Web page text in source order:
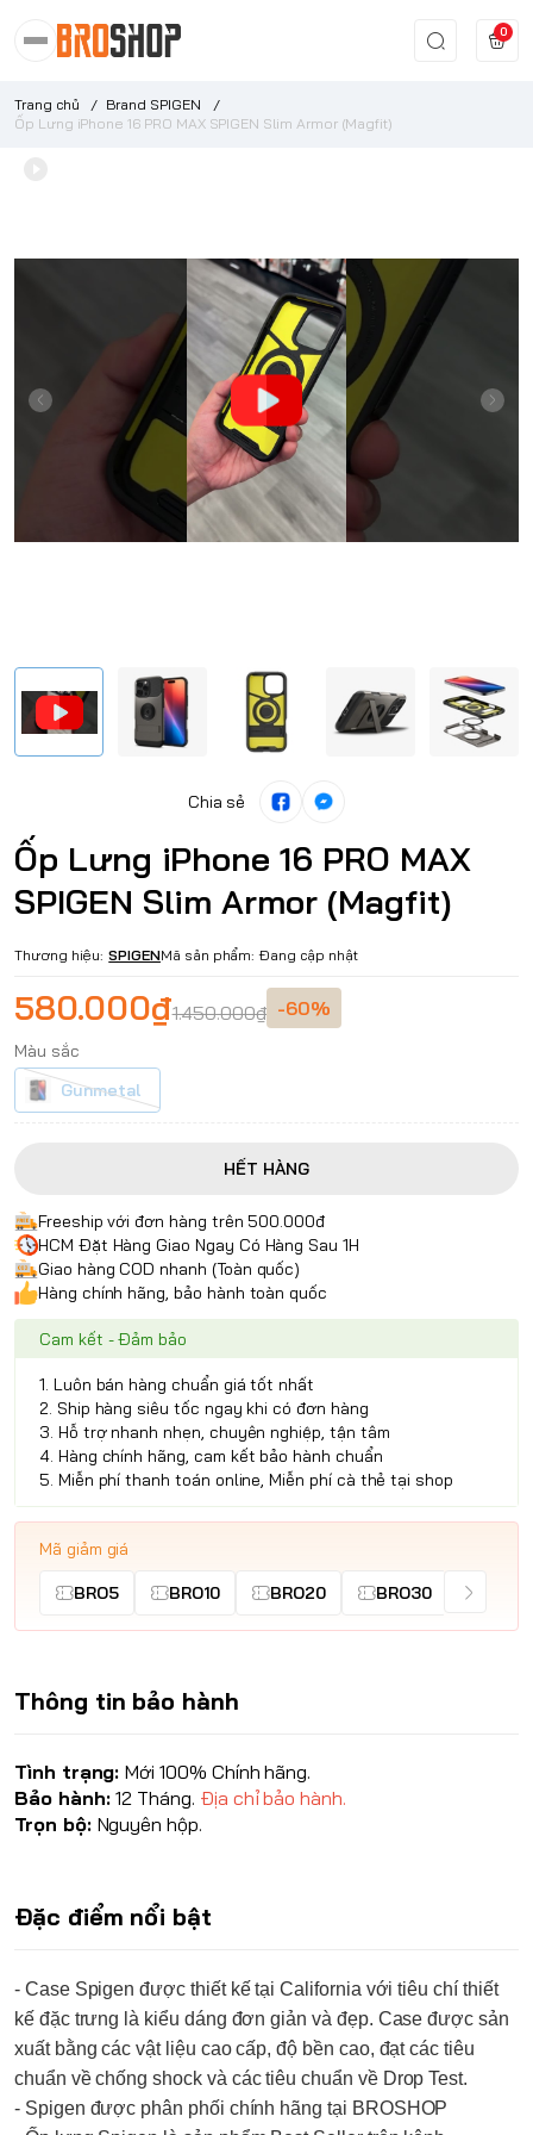
0
Trang chủ / Brand SPIGEN
/
Ốp Lưng iPhone 16 PRO MAX SPIGEN Slim Armor (Magfit)
Chia sẻ
Ốp Lưng iPhone 16 PRO MAX
SPIGEN Slim Armor (Magfit)
Thương hiệu: SPIGENMã sản phẩm: Đang cập nhật
580.000₫1.450.000₫ -60%
Màu sắc
Gunmetal
HẾT HÀNG
Freeship với đơn hàng trên 500.000đ
HCM Đặt Hàng Giao Ngay Có Hàng Sau 1H
Giao hàng COD nhanh (Toàn quốc)
Hàng chính hãng, bảo hành toàn quốc
Cam kết - Đảm bảo
1. Luôn bán hàng chuẩn giá tốt nhất
2. Ship hàng siêu tốc ngay khi có đơn hàng
3. Hỗ trợ nhanh nhẹn, chuyên nghiệp, tận tâm
4. Hàng chính hãng, cam kết bảo hành chuẩn
5. Miễn phí thanh toán online, Miễn phí cà thẻ tại shop
Mã giảm giá
BRO5 BRO10 BRO20 BRO30
Thông tin bảo hành
Tình trạng:Mới 100% Chính hãng.
Bảo hành:12 Tháng. Địa chỉ bảo hành.
Trọn bộ: Nguyên hộp.
Đặc điểm nổi bật
- Case Spigen được thiết kế tại California với tiêu chí thiết
kế đặc trưng là kiểu dáng đơn giản và đẹp. Case được sản
xuất bằng các vật liệu cao cấp, độ bền cao, đạt các tiêu
chuẩn về chống shock và các tiêu chuẩn về Drop Test.
- Spigen được phân phối chính hãng tại BROSHOP